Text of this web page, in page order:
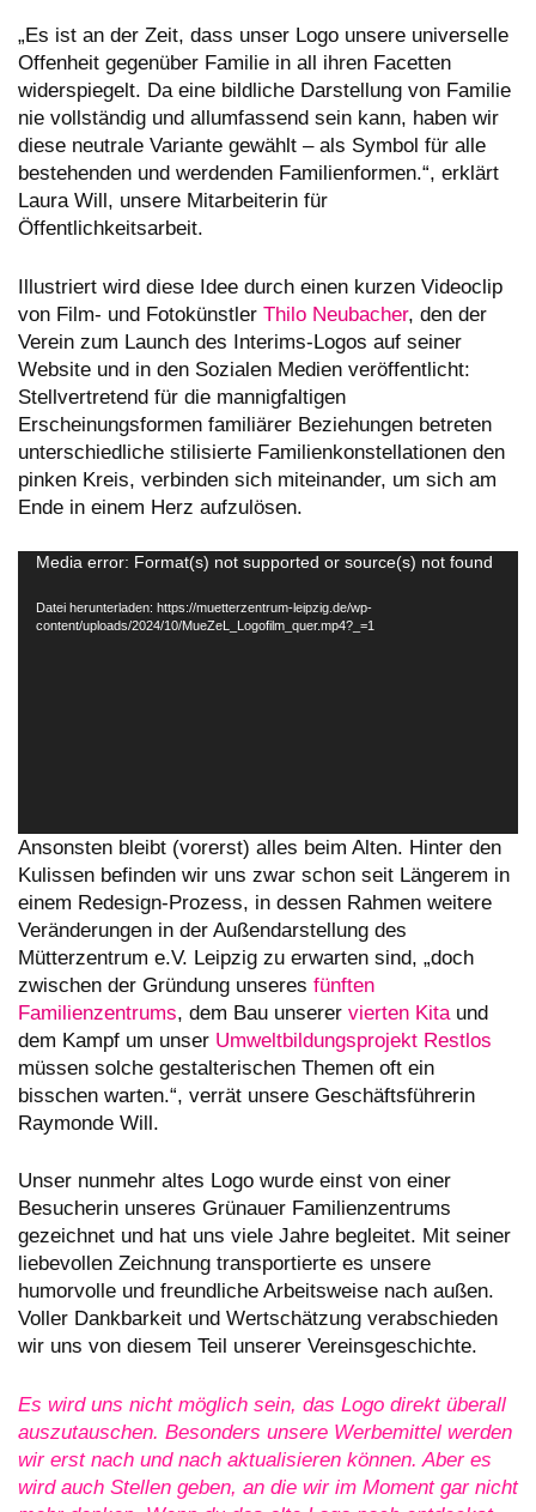
„Es ist an der Zeit, dass unser Logo unsere universelle
Offenheit gegenüber Familie in all ihren Facetten
widerspiegelt. Da eine bildliche Darstellung von Familie
nie vollständig und allumfassend sein kann, haben wir
diese neutrale Variante gewählt – als Symbol für alle
bestehenden und werdenden Familienformen.“, erklärt
Laura Will, unsere Mitarbeiterin für
Öffentlichkeitsarbeit.
Illustriert wird diese Idee durch einen kurzen Videoclip
von Film- und Fotokünstler Thilo Neubacher, den der
Verein zum Launch des Interims-Logos auf seiner
Website und in den Sozialen Medien veröffentlicht:
Stellvertretend für die mannigfaltigen
Erscheinungsformen familiärer Beziehungen betreten
unterschiedliche stilisierte Familienkonstellationen den
pinken Kreis, verbinden sich miteinander, um sich am
Ende in einem Herz aufzulösen.
Video-
Media error: Format(s) not supported or source(s) not found
Datei herunterladen: https://muetterzentrum-leipzig.de/wp-
content/uploads/2024/10/MueZeL_Logofilm_quer.mp4?_=1
Ansonsten bleibt (vorerst) alles beim Alten. Hinter den
Kulissen befinden wir uns zwar schon seit Längerem in
einem Redesign-Prozess, in dessen Rahmen weitere
Veränderungen in der Außendarstellung des
Mütterzentrum e.V. Leipzig zu erwarten sind, „doch
zwischen der Gründung unseres fünften
Familienzentrums, dem Bau unserer vierten Kita und
dem Kampf um unser Umweltbildungsprojekt Restlos
müssen solche gestalterischen Themen oft ein
bisschen warten.“, verrät unsere Geschäftsführerin
Raymonde Will.
Unser nunmehr altes Logo wurde einst von einer
Besucherin unseres Grünauer Familienzentrums
gezeichnet und hat uns viele Jahre begleitet. Mit seiner
liebevollen Zeichnung transportierte es unsere
humorvolle und freundliche Arbeitsweise nach außen.
Voller Dankbarkeit und Wertschätzung verabschieden
wir uns von diesem Teil unserer Vereinsgeschichte.
Es wird uns nicht möglich sein, das Logo direkt überall
auszutauschen. Besonders unsere Werbemittel werden
wir erst nach und nach aktualisieren können. Aber es
wird auch Stellen geben, an die wir im Moment gar nicht